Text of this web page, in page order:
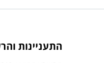
התעניינות